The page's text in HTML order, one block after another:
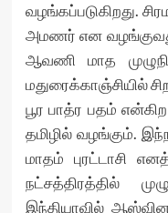
வழங்கப்படுகிறது.
அமணர் என
ஆவணி மாத
மதுரைக்காஞ்சியில்
பூர பாத்ர பதம்
தமிழில் வழங்கும்.
மாதம் புரட்டாசி
நட்சத்திரத்தில்
இந்தியாவில்